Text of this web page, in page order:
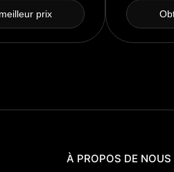
prix
À PROPOS DE NOUS